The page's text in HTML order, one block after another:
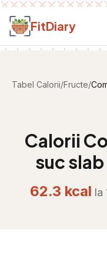
Salt la conținut
FitDiary
Tabel Calorii/Fructe/
Calorii
suc
62.3 kcal la